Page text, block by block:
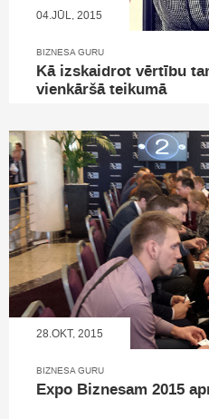
04.JŪL, 2015
BIZNESA GURU
Kā izskaidrot vērtību
vienkāršā teikumā
28.OKT, 2015
BIZNESA GURU
Expo Biznesam 2015